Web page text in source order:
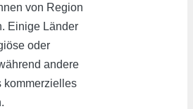
von Region
Einige Länder
oder
andere
kommerzielles